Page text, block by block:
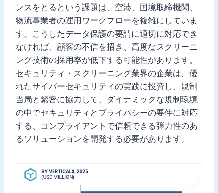
ンスをとるという課題は、空港、国境取締機関、
物流事業者の運用ワークフローを複雑にしていま
す。こうしたデータ保護の要請に適切に対応でき
なければ、顧客の不信を招き、高度なスクリーニ
ング技術の採用率が低下する可能性があります。
セキュリティ・スクリーニング業界の企業は、優
れたサイバーセキュリティの実践に投資し、規制
当局と緊密に協力して、ダイナミックな規制環境
の中でセキュリティとプライバシーの要件に対応
する、コンプライアントで信頼できる弾力性のあ
るソリューションを開発する必要があります。